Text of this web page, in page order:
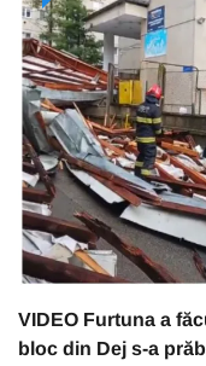
VIDEO Furtuna a
bloc din Dej s-a